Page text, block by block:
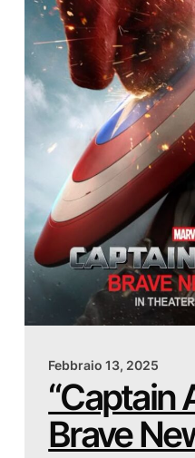
Febbraio 13, 2025
“Captain
Brave